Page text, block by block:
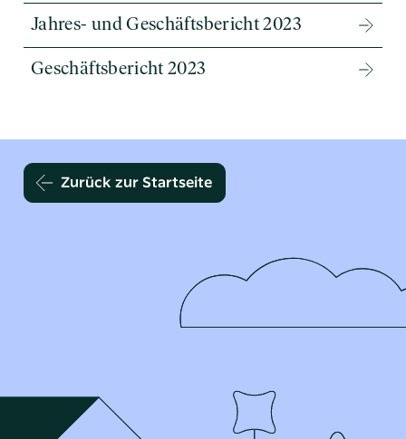
Jahres- und Geschäftsbericht 2023
Geschäftsbericht 2023
Zurück zur Startseite